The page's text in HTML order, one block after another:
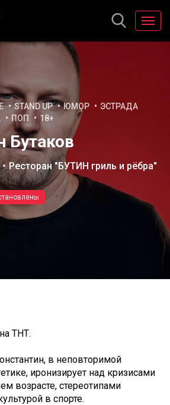
STAND UP ЮМОР
ЭСТРАДА
ПОП 18+
Бутаков
Ресторан "БУТИН гриль и рёбра"
ТНТ.
в неповторимой
иронизирует над кризисами
возрасте, стереотипами
в спорте.